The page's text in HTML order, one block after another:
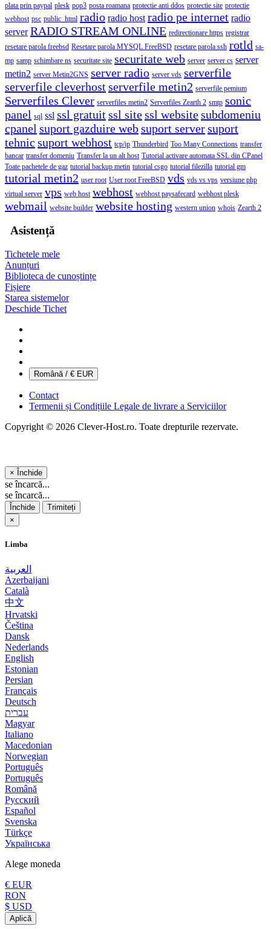
plata prin paypal plesk pop3 posta roamana protectie anti ddos protectie site protectie
webhost psc public_html radio radio host radio pe internet radio
server RADIO STREAM ONLINE redirectionare https registrar
resetare parola freebsd Resetare parola MYSQL FreeBSD resetare parola ssh rotld sa-
mp samp schimbare ns securitate site securitate web server server cs server
metin2 server Metin2GNS server radio server vds serverfile
serverfile cleverhostserverfile metin2 serverfile pemium
Serverfiles Clever serverfiles metin2 Serverfiles Zearth 2 smtp sonic
panel sql ssl ssl gratuitssl sitessl websitesubdomeniu
cpanel suport gazduire websuport serversuport
tehnic suport webhost tcp/ip Thunderbird Too Many Connections transfer
bancar transfer domeniu Transfer la un alt host Tutorial activare automata SSL din CPanel
Toate pachetele de gaz tutorial backup metin tutorial csgo tutorial filezilla tutorial gm
tutorial metin2 user root User root FreeBSD vds vds vs vps versiune php
virtual server vps web host webhost webhost paysafecard webhost plesk
webmail website builder website hosting western union whois Zearth 2
Asistență
Tichetele mele
Anunțuri
Biblioteca de cunoștințe
Fișiere
Starea sistemelor
Deschide Tichet
Română / € EUR
Contact
Termenii și Condițiile Legale de livrare a Serviciilor
Copyright © 2026 Clever-Host.ro. Toate drepturile rezervate.
× Închide
se încarcă...
se încarcă...
Închide
Trimiteți
×
Limba
العربية
Azerbaijani
Català
中文
Hrvatski
Čeština
Dansk
Nederlands
English
Estonian
Persian
Français
Deutsch
עברית
Magyar
Italiano
Macedonian
Norwegian
Português
Português
Română
Русский
Español
Svenska
Türkçe
Українська
Alege moneda
€ EUR
RON
$ USD
Aplică